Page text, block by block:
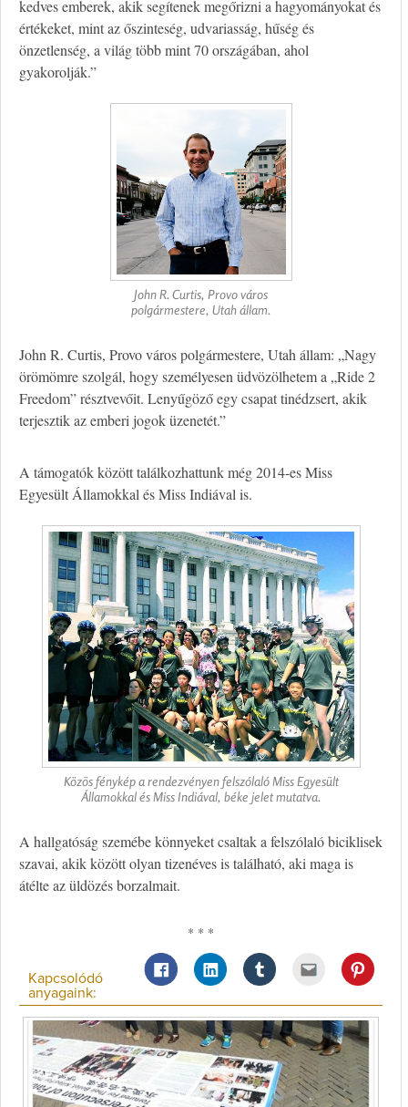
kedves emberek, akik segítenek megőrizni a hagyományokat és
értékeket, mint az őszinteség, udvariasság, hűség és
önzetlenség, a világ több mint 70 országában, ahol
gyakorolják.”
John R. Curtis, Provo város
polgármestere, Utah állam.
John R. Curtis, Provo város polgármestere, Utah állam: „Nagy
örömömre szolgál, hogy személyesen üdvözölhetem a „Ride 2
Freedom” résztvevőit. Lenyűgöző egy csapat tinédzsert, akik
terjesztik az emberi jogok üzenetét.”
A támogatók között találkozhattunk még 2014-es Miss
Egyesült Államokkal és Miss Indiával is.
Közös fénykép a rendezvényen felszólaló Miss Egyesült
Államokkal és Miss Indiával, béke jelet mutatva.
A hallgatóság szemébe könnyeket csaltak a felszólaló biciklisek
szavai, akik között olyan tizenéves is található, aki maga is
átélte az üldözés borzalmait.
* * *
Kapcsolódó
anyagaink: